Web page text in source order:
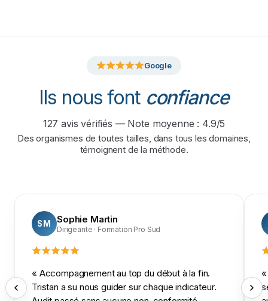
Google
Ils nous font confiance
127 avis vérifiés — Note moyenne : 4.9/5
Des organismes de toutes tailles, dans tous les domaines,
témoignent de la méthode.
SM Sophie Martin
Dirigeante · Formation Pro Sud
« Accompagnement au top du début à la fin.
Tristan a su nous guider sur chaque indicateur.